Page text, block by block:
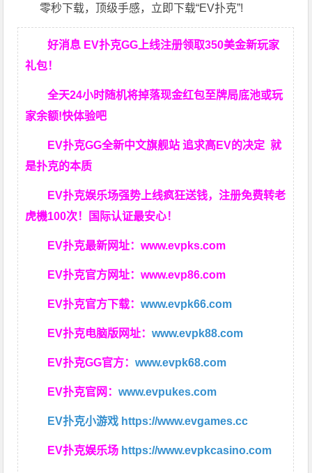
零秒下载，顶级手感，立即下载“EV扑克”!
好消息 EV扑克GG上线注册领取350美金新玩家
礼包！
全天24小时随机将掉落现金红包至牌局底池或玩
家余额!快体验吧
EV扑克GG全新中文旗舰站 追求高EV的决定就
是扑克的本质
EV扑克娱乐场强势上线疯狂送钱，注册免费转老
虎機100次！国际认证最安心！
EV扑克最新网址：www.evpks.com
EV扑克官方网址：www.evp86.com
EV扑克官方下载：www.evpk66.com
EV扑克电脑版网址：www.evpk88.com
EV扑克GG官方：www.evpk68.com
EV扑克官网：www.evpukes.com
EV扑克小游戏 https://www.evgames.cc
EV扑克娱乐场 https://www.evpkcasino.com